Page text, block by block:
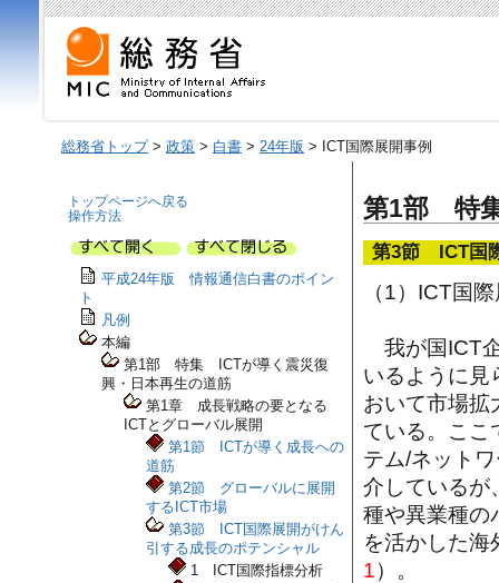
総務省トップ> 政策 > 白書 > 24年版 > ICT国際展開事例
第1部 特
第3節 ICT国
（1）ICT国
我が国ICT
いるように見
おいて市場拡
ている。ここ
テム/ネット
介しているが
種や異業種の
を活かした海
1）。
トップページへ戻る
操作方法
平成24年版 情報通信白書のポイン
ト
凡例
本編
第1部 特集 ICTが導く震災復
興・日本再生の道筋
第1章 成長戦略の要となる
ICTとグローバル展開
第1節 ICTが導く成長への
道筋
第2節 グローバルに展開
するICT市場
第3節 ICT国際展開がけん
引する成長のポテンシャル
1 ICT国際指標分析